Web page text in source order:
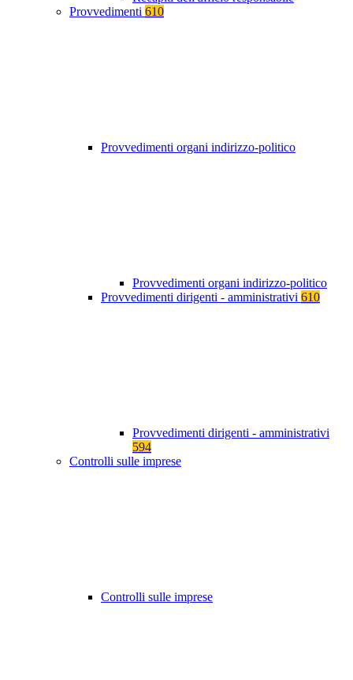
Provvedimenti 610
Provvedimenti organi indirizzo-politico
Provvedimenti organi indirizzo-politico
Provvedimenti dirigenti - amministrativi 610
Provvedimenti dirigenti - amministrativi
594
Controlli sulle imprese
Controlli sulle imprese